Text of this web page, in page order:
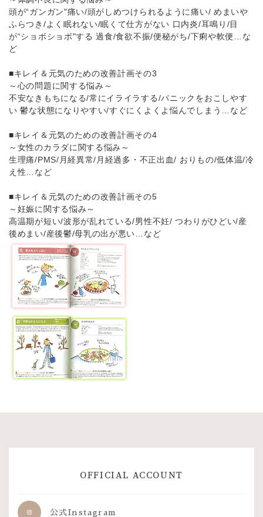
頭が“ガンガン"痛い/頭がしめつけられるように痛い/ めまいや
ふらつき/よく眠れない/眠くて仕方がない 口内炎/耳鳴り/目
が“ショボショボ"する 過食/食欲不振/便秘がち/下痢や軟便…な
ど
■キレイ＆元気のための改善計画その3
～心の問題に関する悩み～
不安なきもちになる/常にイライラする/パニックをおこしやす
い 鬱な状態になりやすい/すぐにくよくよ悩んでしまう…など
■キレイ＆元気のための改善計画その4
～女性のカラダに関する悩み～
生理痛/PMS/月経異常/月経過多・不正出血/ おりもの/低体温/冷
え性…など
■キレイ＆元気のための改善計画その5
～妊娠に関する悩み～
高温期が短い/波形が乱れている/男性不妊/ つわりがひどい/産
後めまい/産後鬱/母乳の出が悪い…など
OFFICIAL ACCOUNT
公式Instagram